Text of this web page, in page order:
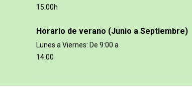
15:00h
Horario de verano (Junio a Septiembre)
Lunes a Viernes: De 9:00 a
14:00